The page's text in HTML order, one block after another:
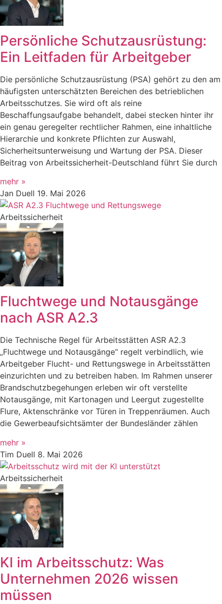
Persönliche Schutzausrüstung:
Ein Leitfaden für Arbeitgeber
Die persönliche Schutzausrüstung (PSA) gehört zu den am
häufigsten unterschätzten Bereichen des betrieblichen
Arbeitsschutzes. Sie wird oft als reine
Beschaffungsaufgabe behandelt, dabei stecken hinter ihr
ein genau geregelter rechtlicher Rahmen, eine inhaltliche
Hierarchie und konkrete Pflichten zur Auswahl,
Sicherheitsunterweisung und Wartung der PSA. Dieser
Beitrag von Arbeitssicherheit-Deutschland führt Sie durch
mehr »
Jan Duell 19. Mai 2026
Arbeitssicherheit
Fluchtwege und Notausgänge
nach ASR A2.3
Die Technische Regel für Arbeitsstätten ASR A2.3
„Fluchtwege und Notausgänge“ regelt verbindlich, wie
Arbeitgeber Flucht- und Rettungswege in Arbeitsstätten
einzurichten und zu betreiben haben. Im Rahmen unserer
Brandschutzbegehungen erleben wir oft verstellte
Notausgänge, mit Kartonagen und Leergut zugestellte
Flure, Aktenschränke vor Türen in Treppenräumen. Auch
die Gewerbeaufsichtsämter der Bundesländer zählen
mehr »
Tim Duell 8. Mai 2026
Arbeitssicherheit
KI im Arbeitsschutz: Was
Unternehmen 2026 wissen
müssen